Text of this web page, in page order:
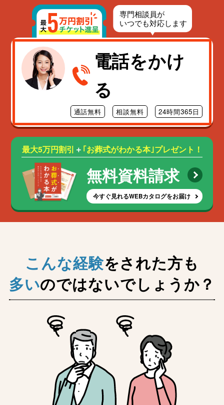
電話をかけ
る
通話無料 相談無料 24時間365日
最大5万円割引 ＋ ｢お葬式がわかる本｣プレゼント！
無料資料請求
今すぐ見れるWEBカタログをお届け
こんな経験をされた方も
多いのではないでしょうか？